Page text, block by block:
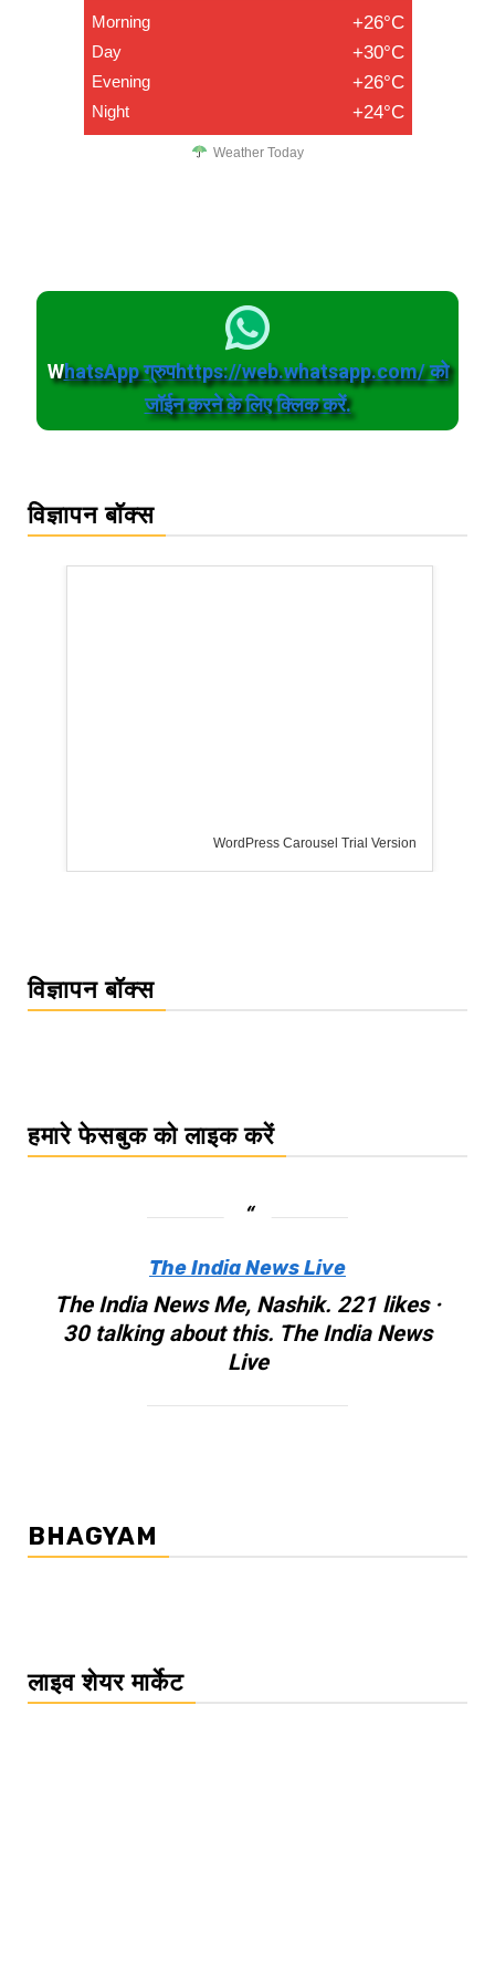
Morning +26°C
Day +30°C
Evening +26°C
Night +24°C
Weather Today
WhatsApp ग्रुपhttps://web.whatsapp.com/ को
जॉईन करने के लिए क्लिक करें.
विज्ञापन बॉक्स
WordPress Carousel Trial Version
विज्ञापन बॉक्स
हमारे फेसबुक को लाइक करें
The India News Live
The India News Me, Nashik. 221 likes ·
30 talking about this. The India News
Live
BHAGYAM
लाइव शेयर मार्केट